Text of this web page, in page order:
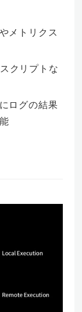
メトリクス
クリプトな
ログの結果